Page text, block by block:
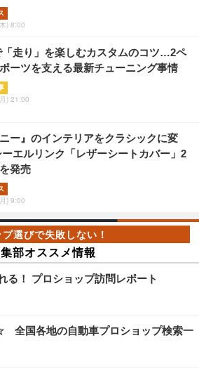
) 8:00
「走り」を楽しむカスタムのコツ…2ペ
ーツを支える最新チューニング事情
) 21:00
ニー』のインテリアをクラシックに変
エルリンク「レザーシートカバー」2
発売
) 9:00
部オススメ情報
る！ プロショップ訪問レポート
国各地の自動車プロショップ検索一